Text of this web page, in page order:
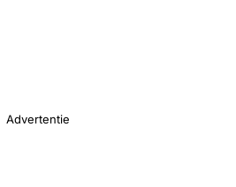
Advertentie